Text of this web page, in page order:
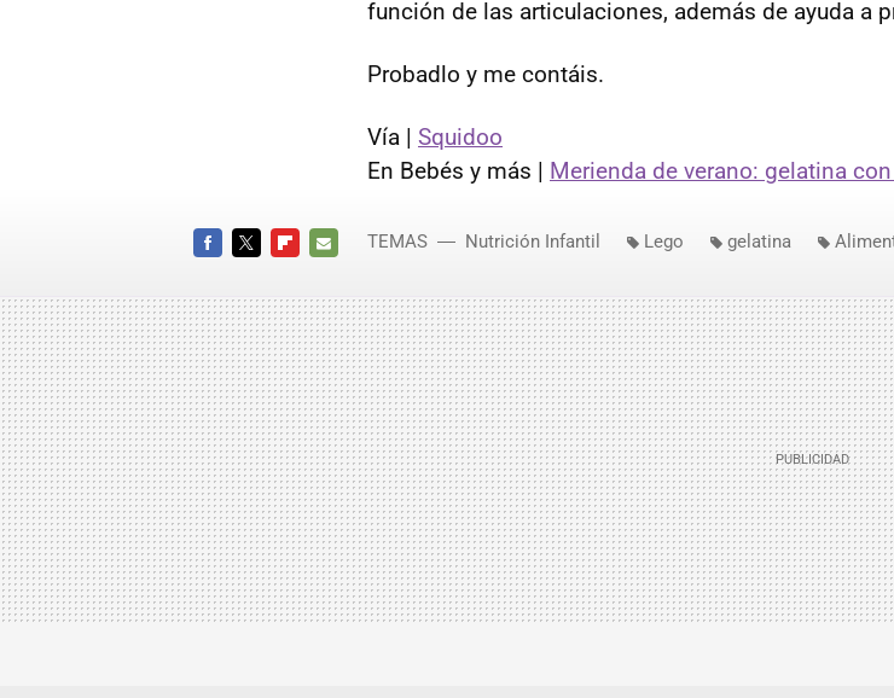
función de las articulaciones, además de ayuda a
Probadlo y me contáis.
Vía | Squidoo
En Bebés y más | Merienda de verano: gelatina
MAIL
TEMAS Nutrición Infantil Lego gelatina